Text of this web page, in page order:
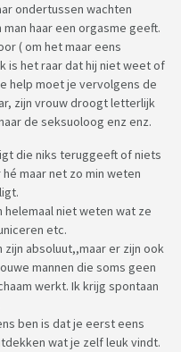
ondertussen wachten
haar een orgasme geeft.
( om het maar eens
is het raar dat hij niet weet of
help moet je vervolgens de
zijn vrouw droogt letterlijk
de seksuoloog enz enz.
die niks teruggeeft of niets
maar net zo min weten
niet weten wat ze
etc.
zijn absoluut,,maar er zijn ook
mannen die soms geen
werkt. Ik krijg spontaan
ben is dat je eerst eens
wat je zelf leuk vindt.